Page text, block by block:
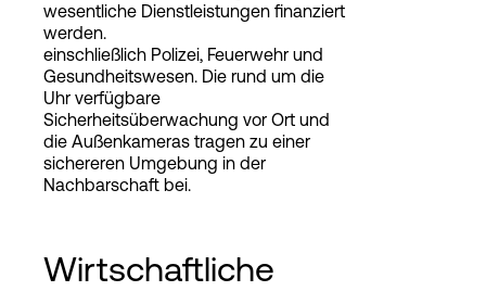
wesentliche Dienstleistungen finanziert
werden.
einschließlich Polizei, Feuerwehr und
Gesundheitswesen. Die rund um die
Uhr verfügbare
Sicherheitsüberwachung vor Ort und
die Außenkameras tragen zu einer
sichereren Umgebung in der
Nachbarschaft bei.
Wirtschaftliche